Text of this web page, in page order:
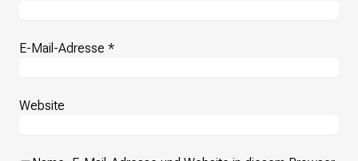
E-Mail-Adresse *
Website